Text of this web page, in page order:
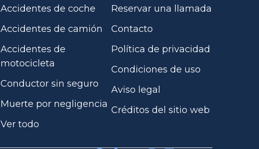
Accidentes de coche
Accidentes de camión
Accidentes de
motocicleta
Conductor sin seguro
Muerte por negligencia
Ver todo
Reservar una llamada
Contacto
Política de privacidad
Condiciones de uso
Aviso legal
Créditos del sitio web